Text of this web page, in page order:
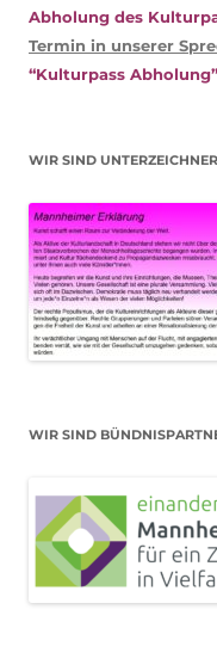
Abholung des
Termin in unserer
“Kulturpass Abholung”
WIR SIND
WIR SIND